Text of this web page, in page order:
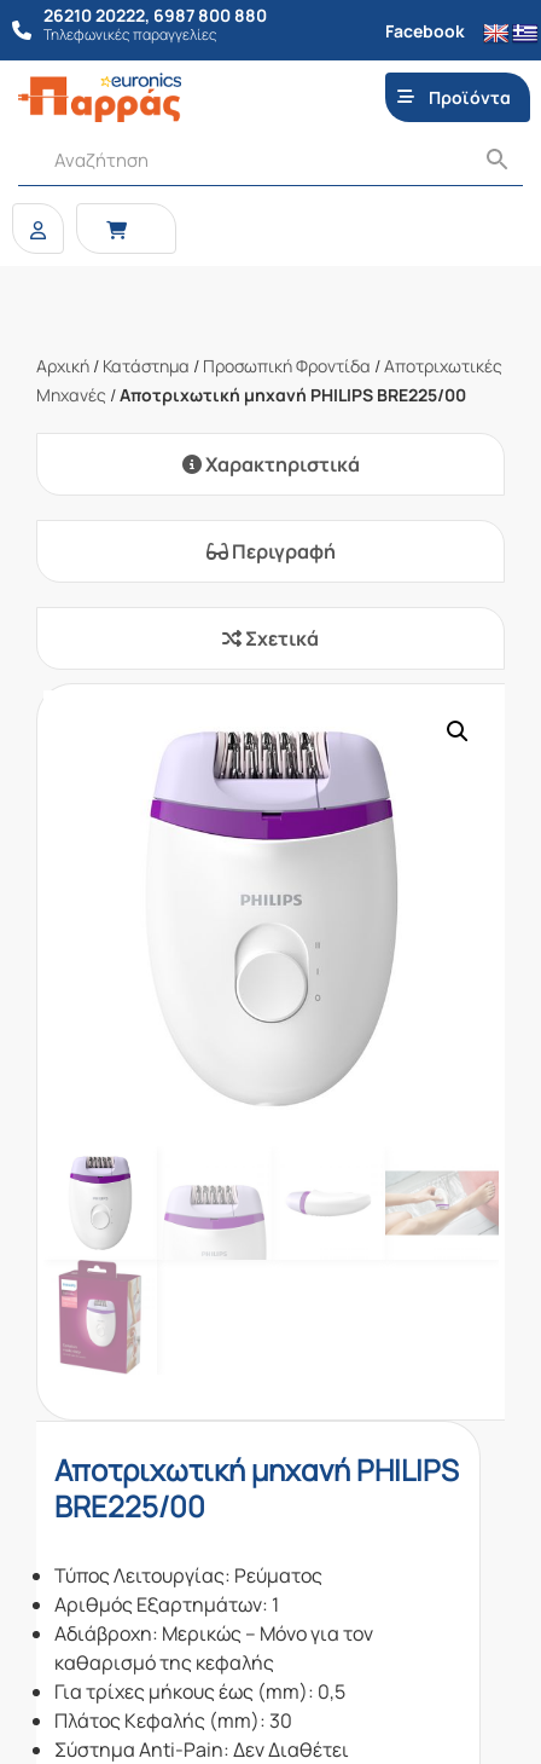
26210 20222, 6987 800 880
Τηλεφωνικές παραγγελίες Facebook
Προϊόντα
Αρχική / Κατάστημα / Προσωπική Φροντίδα /Αποτριχωτικές
Μηχανές /Αποτριχωτική μηχανή PHILIPS BRE225/00
Χαρακτηριστικά
Περιγραφή
Σχετικά
Αποτριχωτική μηχανή PHILIPS
BRE225/00
Τύπος Λειτουργίας: Ρεύματος
Αριθμός Εξαρτημάτων: 1
Αδιάβροχη: Μερικώς – Μόνο για τον
καθαρισμό της κεφαλής
Για τρίχες μήκους έως (mm): 0,5
Πλάτος Κεφαλής (mm): 30
Σύστημα Anti-Pain: Δεν Διαθέτει